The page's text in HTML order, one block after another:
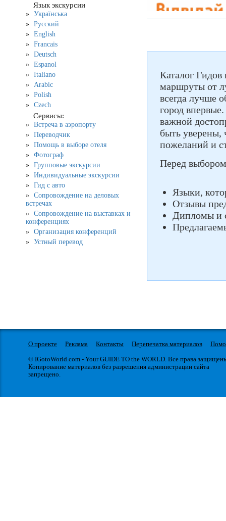
Язык экскурсии
Українська
Русский
English
Francais
Deutsch
Espanol
Italiano
Arabic
Polish
Czech
Сервисы:
Встреча в аэропорту
Переводчик
Помощь в выборе отеля
Фотограф
Групповые экскурсии
Индивидуальные экскурсии
Гид с авто
Сопровождение на деловых
встречах
Сопровождение на выставках и
конференциях
Организация конференций
Устный перевод
Каталог
маршруты от
всегда лучше
город
важной
быть уверены,
пожеланий и
Перед
Языки,
Отзывы
Дипломы и
О проекте Реклама Контакты Перепечатка материалов
© IGotoWorld.com - Your GUIDE TO the WORLD. Все права
Копирование материалов без разрешения администрации сайта
запрещено.